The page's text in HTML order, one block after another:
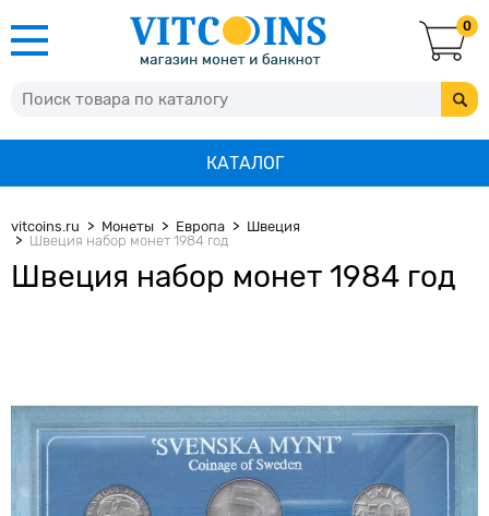
0
КАТАЛОГ
vitcoins.ru Монеты Европа
Швеция
Швеция набор монет 1984 год
Швеция набор монет 1984 год